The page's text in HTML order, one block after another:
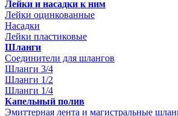
Лейки и насадки к ним
Лейки оцинкованные
Насадки
Лейки пластиковые
Шланги
Соединители для шлангов
Шланги 3/4
Шланги 1/2
Шланги 1/4
Капельный полив
Эмиттерная лента и магистральные